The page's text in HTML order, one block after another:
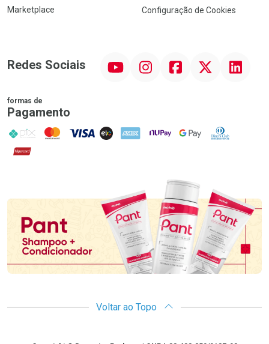
Marketplace
Configuração de Cookies
Redes Sociais InstagramFacebookTwitter Linkedin
formas de
Pagamento
PIX MasterCard
VISA ELO AMEX NuPay Google PayDiners Club
Hipercard
Voltar ao Topo